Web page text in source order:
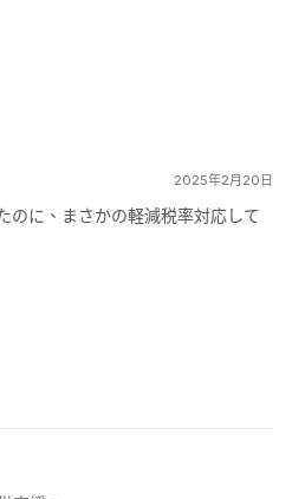
2025年2月20日
のに、まさかの軽減税率対応して